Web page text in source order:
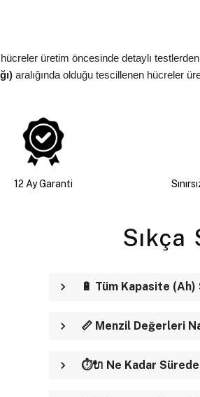
üretim öncesinde detaylı
aralığında olduğu tescillenen hücreler
12 Ay Garanti
🔋 Tüm Kapasite
📏 Menzil Değerleri
⏱️🔌 Ne Kadar